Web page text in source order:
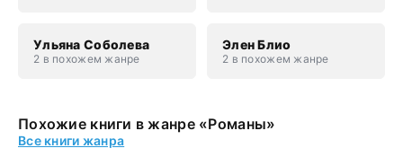
Ульяна Соболева
2 в похожем жанре
Элен Блио
2 в похожем жанре
Похожие книги в жанре «Романы»
Все книги жанра